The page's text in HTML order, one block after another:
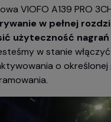
VIOFO A139 PRO
w pełnej
użyteczność
w stanie
o